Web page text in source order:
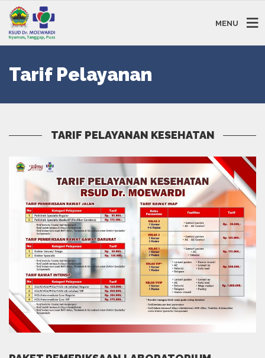
MENU
Tarif Pelayanan
TARIF PELAYANAN KESEHATAN